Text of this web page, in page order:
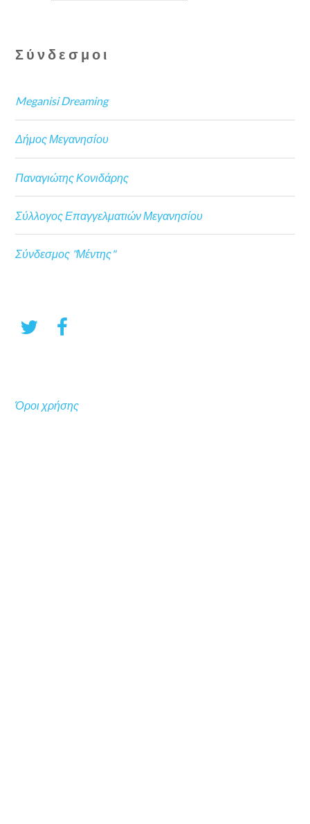
Σύνδεσμοι
Meganisi Dreaming
Δήμος Μεγανησίου
Παναγιώτης Κονιδάρης
Σύλλογος Επαγγελματιών Μεγανησίου
Σύνδεσμος "Μέντης"
Όροι χρήσης